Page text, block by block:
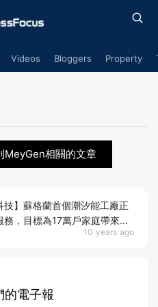
Videos Bloggers Property
MeyGen相關的文章
10 years ago
技】蘇格蘭首個潮汐能工廠正
務，目標為17萬戶家庭帶來電
的電子報